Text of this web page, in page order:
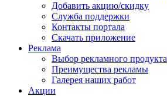
Добавить акцию/скидку
Служба поддержки
Контакты портала
Скачать приложение
Реклама
Выбор рекламного продукта
Преимущества рекламы
Галерея наших работ
Акции